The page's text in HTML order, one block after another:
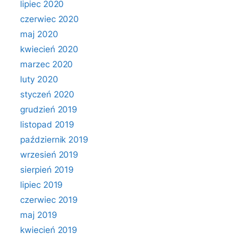
lipiec 2020
czerwiec 2020
maj 2020
kwiecień 2020
marzec 2020
luty 2020
styczeń 2020
grudzień 2019
listopad 2019
październik 2019
wrzesień 2019
sierpień 2019
lipiec 2019
czerwiec 2019
maj 2019
kwiecień 2019